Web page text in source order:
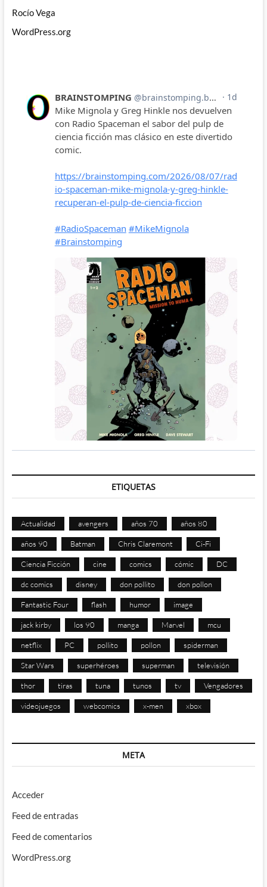
Rocío Vega
WordPress.org
ETIQUETAS
Actualidad avengers años 70 años 80
años 90 Batman Chris Claremont Ci-Fi
Ciencia Ficción cine comics cómic DC
dc comics disney don pollito don pollon
Fantastic Four flash humor image
jack kirby los 90 manga Marvel mcu
netflix PC pollito pollon spiderman
Star Wars superhéroes superman televisión
thor tiras tuna tunos tv Vengadores
videojuegos webcomics x-men xbox
META
Acceder
Feed de entradas
Feed de comentarios
WordPress.org